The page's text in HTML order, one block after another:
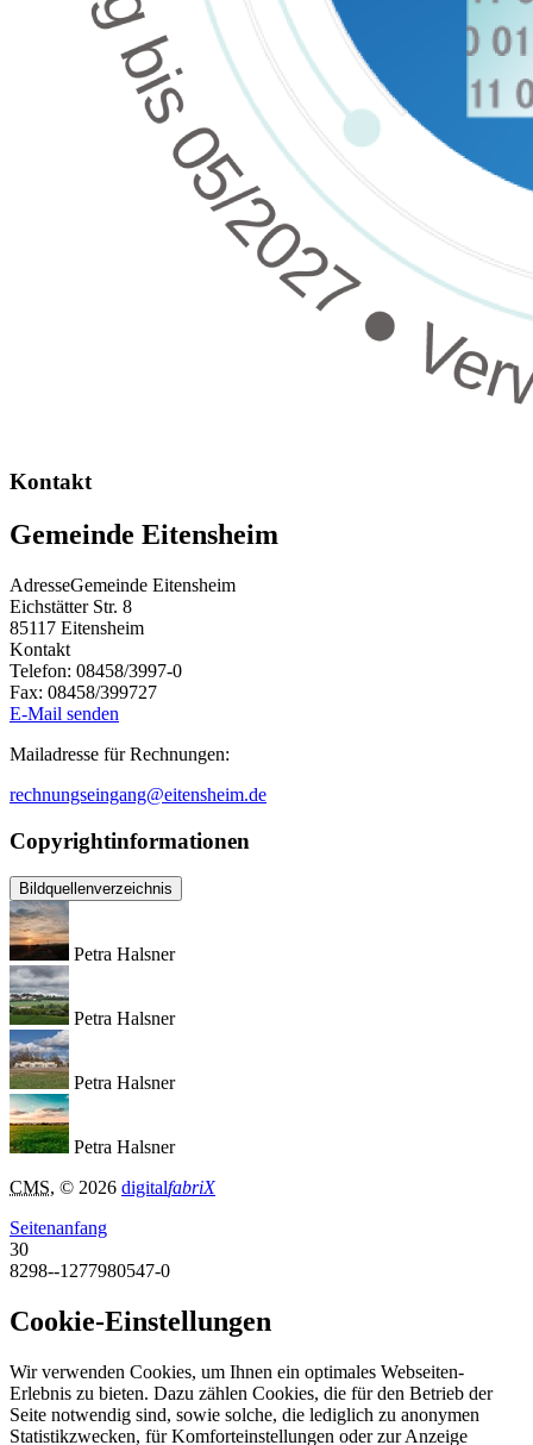
Kontakt
Gemeinde Eitensheim
AdresseGemeinde Eitensheim
Eichstätter Str. 8
85117 Eitensheim
Kontakt
Telefon: 08458/3997-0
Fax: 08458/399727
E-Mail senden
Mailadresse für Rechnungen:
rechnungseingang@eitensheim.de
Copyrightinformationen
Bildquellenverzeichnis
Petra Halsner
Petra Halsner
Petra Halsner
Petra Halsner
CMS, © 2026 digitalfabriX
Seitenanfang
30
8298--1277980547-0
Cookie-Einstellungen
Wir verwenden Cookies, um Ihnen ein optimales Webseiten-
Erlebnis zu bieten. Dazu zählen Cookies, die für den Betrieb der
Seite notwendig sind, sowie solche, die lediglich zu anonymen
Statistikzwecken, für Komforteinstellungen oder zur Anzeige